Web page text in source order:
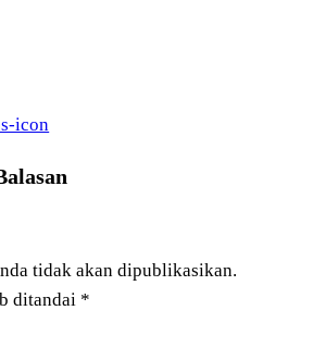
icon
tidak akan dipublikasikan.
ditandai *